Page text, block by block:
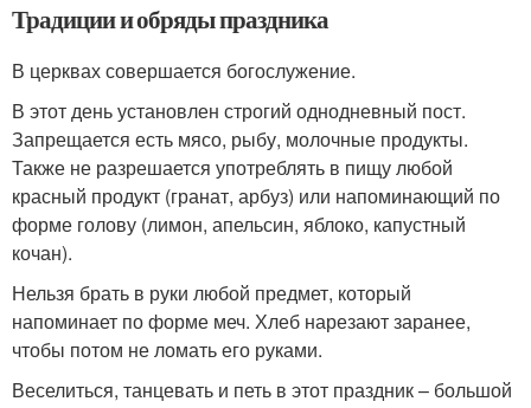
Традиции и обряды праздника
В церквах совершается богослужение.
В этот день установлен строгий однодневный пост.
Запрещается есть мясо, рыбу, молочные продукты.
Также не разрешается употреблять в пищу любой
красный продукт (гранат, арбуз) или напоминающий по
форме голову (лимон, апельсин, яблоко, капустный
кочан).
Нельзя брать в руки любой предмет, который
напоминает по форме меч. Хлеб нарезают заранее,
чтобы потом не ломать его руками.
Веселиться, танцевать и петь в этот праздник – большой